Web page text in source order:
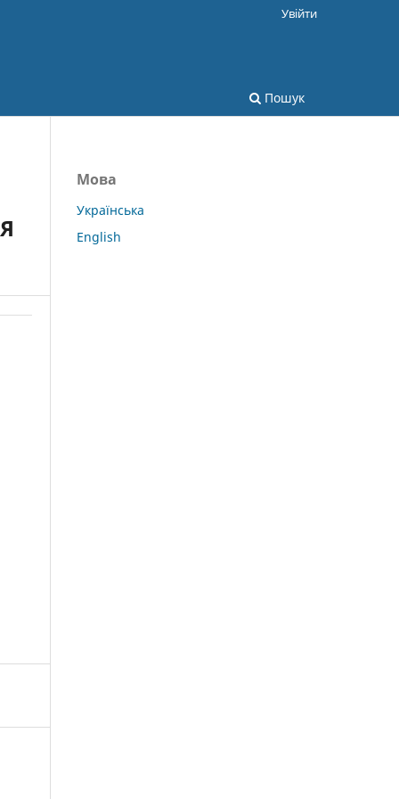
Пошук
Увійти
Мова
Українська
English